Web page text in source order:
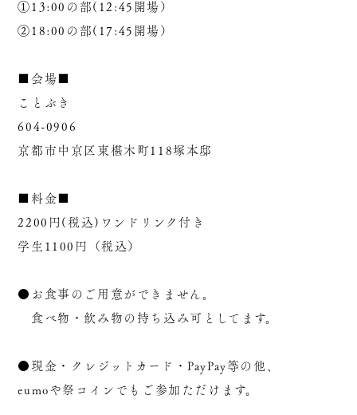
①13:00の部(12:45開場）
②18:00の部(17:45開場）
■会場■
ことぶき
604-0906
京都市中京区東椹木町118塚本邸
■料金■
2200円(税込)ワンドリンク付き
学生1100円（税込）
●お食事のご用意ができません。
食べ物・飲み物の持ち込み可としてます。
●現金・クレジットカード・PayPay等の他、
eumoや祭コインでもご参加ただけます。